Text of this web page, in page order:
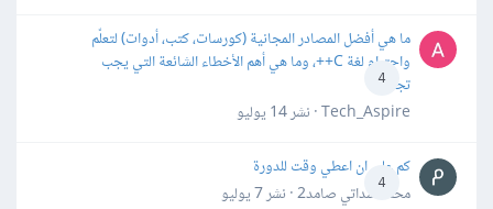
4
ما هي أفضل المصادر المجانية (كورسات، كتب، أدوات) لتعلّم
واحترام لغة C++، وما هي أهم الأخطاء الشائعة التي يجب
تجنبها؟
Tech_Aspire · نشر
14 يوليو
4
كم علي ان اعطي وقت للدورة
محمد سداتي صامد2 · نشر
7 يوليو